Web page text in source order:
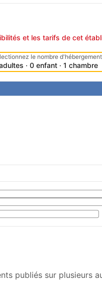
et les tarifs de cet
le nombre
· 0 enfant · 1 chambre
publiés sur plusieurs